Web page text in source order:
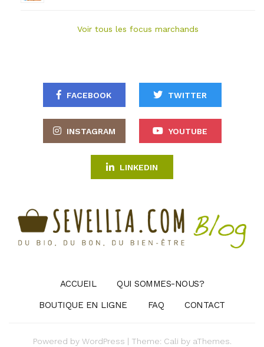
Voir tous les focus marchands
FACEBOOK TWITTER
INSTAGRAM YOUTUBE
LINKEDIN
ACCUEIL
QUI SOMMES-NOUS?
BOUTIQUE EN LIGNE
FAQ CONTACT
Powered by WordPress | Theme: Cali by aThemes.